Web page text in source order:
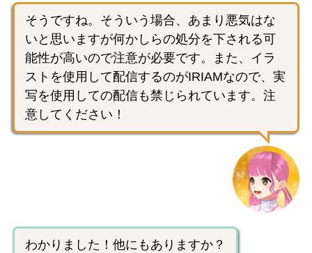
そうですね。そういう場合、あまり悪気はな
いと思いますが何かしらの処分を下される可
能性が高いので注意が必要です。また、イラ
ストを使用して配信するのがIRIAMなので、実
写を使用しての配信も禁じられています。注
意してください！
わかりました！他にもありますか？